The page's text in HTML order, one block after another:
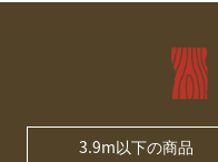
3.9m以下の商品